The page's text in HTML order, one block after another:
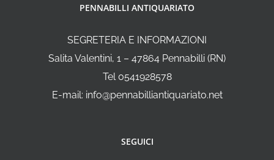
PENNABILLI ANTIQUARIATO
SEGRETERIA E INFORMAZIONI
Salita Valentini, 1 – 47864 Pennabilli (RN)
Tel 0541928578
E-mail: info@pennabilliantiquariato.net
SEGUICI